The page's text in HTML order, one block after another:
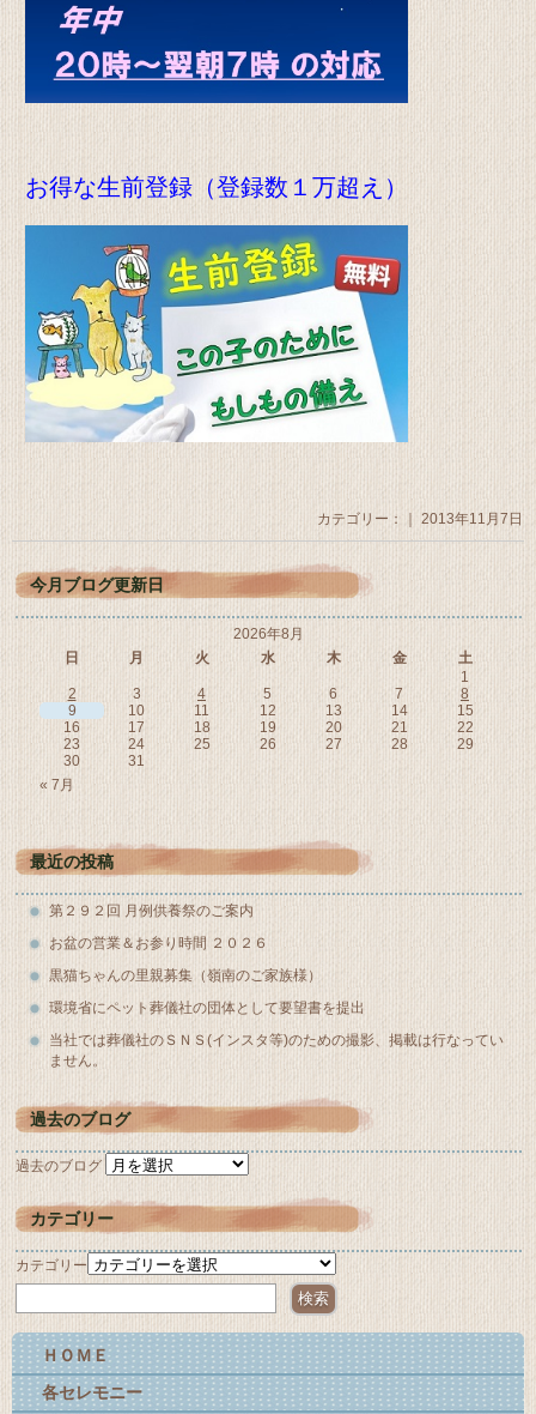
お得な生前登録（登録数１万超え）
カテゴリー：｜ 2013年11月7日
今月ブログ更新日
2026年8月
日
月 火 水 木 金
土
1
2
3 4 5 6 7
8
9
10 11 12 13 14
15
16
17 18 19 20 21
22
23
24 25 26 27 28
29
30
31
« 7月
最近の投稿
第２９２回 月例供養祭のご案内
お盆の営業＆お参り時間 ２０２６
黒猫ちゃんの里親募集（嶺南のご家族様）
環境省にペット葬儀社の団体として要望書を提出
当社では葬儀社のＳＮＳ(インスタ等)のための撮影、掲載は行なってい
ません。
過去のブログ
過去のブログ
カテゴリー
カテゴリー
ＨＯＭＥ
各セレモニー